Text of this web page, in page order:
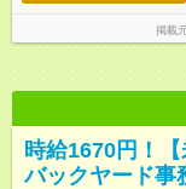
掲載
時給1670円！
バックヤード事